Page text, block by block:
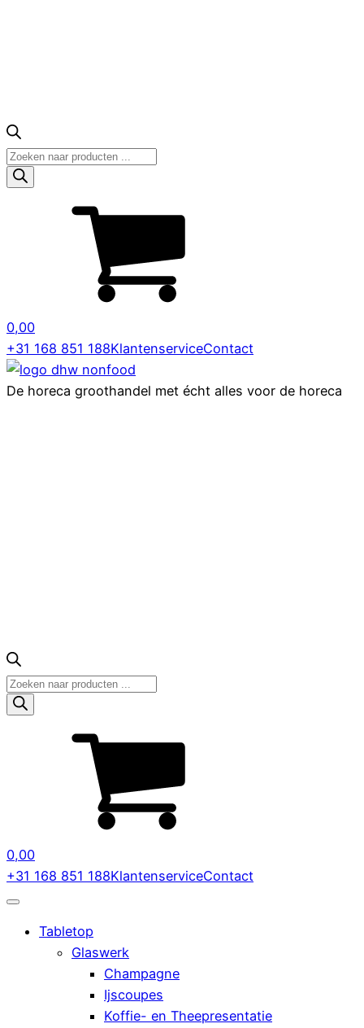
Producten
zoeken
0,00
+31 168 851 188KlantenserviceContact
De horeca groothandel met écht alles voor de horeca
Producten
zoeken
0,00
+31 168 851 188KlantenserviceContact
Tabletop
Glaswerk
Champagne
Ijscoupes
Koffie- en Theepresentatie